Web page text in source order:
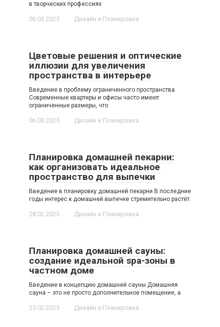
в творческих профессиях
06.03.2025 Дизайн и Планировка
Цветовые решения и оптические
иллюзии для увеличения
пространства в интерьере
Введение в проблему ограниченного пространства
Современные квартиры и офисы часто имеют
ограниченные размеры, что
06.03.2025 Дизайн и Планировка
Планировка домашней пекарни:
как организовать идеальное
пространство для выпечки
Введение в планировку домашней пекарни В последние
годы интерес к домашней выпечке стремительно растёт.
28.02.2025 Дизайн и Планировка
Планировка домашней сауны:
создание идеальной spa-зоны в
частном доме
Введение в концепцию домашней сауны Домашняя
сауна – это не просто дополнительное помещение, а
25.02.2025 Дизайн и Планировка